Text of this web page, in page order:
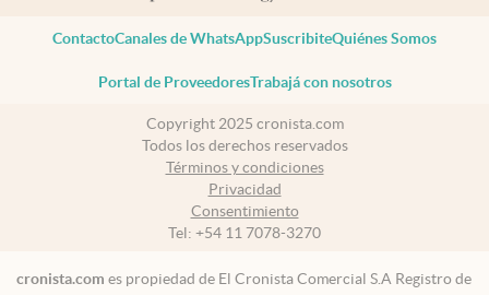
ContactoCanales de WhatsAppSuscribiteQuiénes Somos
Portal de ProveedoresTrabajá con nosotros
Copyright 2025 cronista.com
Todos los derechos reservados
Términos y condiciones
Privacidad
Consentimiento
Tel: +54 11 7078-3270
cronista.com es propiedad de El Cronista Comercial S.A Registro de